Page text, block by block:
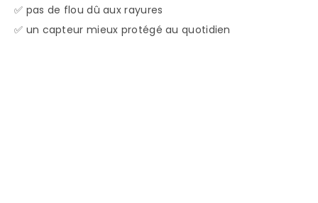
✅ pas de flou dû aux rayures
✅ un capteur mieux protégé au quotidien